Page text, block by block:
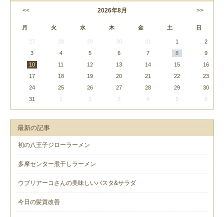
2026年8月
<< >>
月 火 水 木 金 土 日
27 28 29 30 31 1
2
3
4 5 6 7 8
9
10
11 12 13 14 15
16
17
18 19 20 21 22
23
24
25 26 27 28 29
30
31
1 2 3 4 5 6
最新の記事
初の八王子ジローラーメン
多摩センター煮干しラーメン
ウブリアーコさんの美味しいパスタ&サラダ
今日の髪質改善